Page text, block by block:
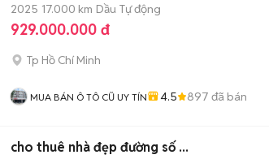
2025 17.000 km Dầu Tự động
929.000.000 đ
Tp Hồ Chí Minh
MUA BÁN Ô TÔ CŨ UY TÍN 4.5 897 đã bán
cho thuê nhà đẹp đường số ...